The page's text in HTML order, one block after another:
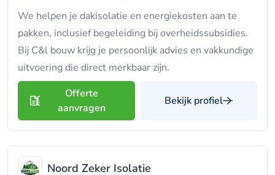
We helpen je dakisolatie en energiekosten aan te
pakken, inclusief begeleiding bij overheidssubsidies.
Bij C&l bouw krijg je persoonlijk advies en vakkundige
uitvoering die direct merkbaar zijn.
Offerte
aanvragen
Bekijk profiel
Noord Zeker Isolatie